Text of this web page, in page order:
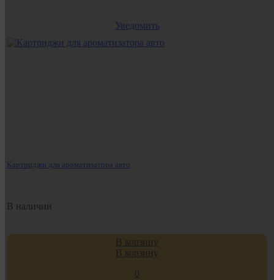
Уведомить
Картриджи для ароматизатора авто
В наличии
В корзину
В корзину
0